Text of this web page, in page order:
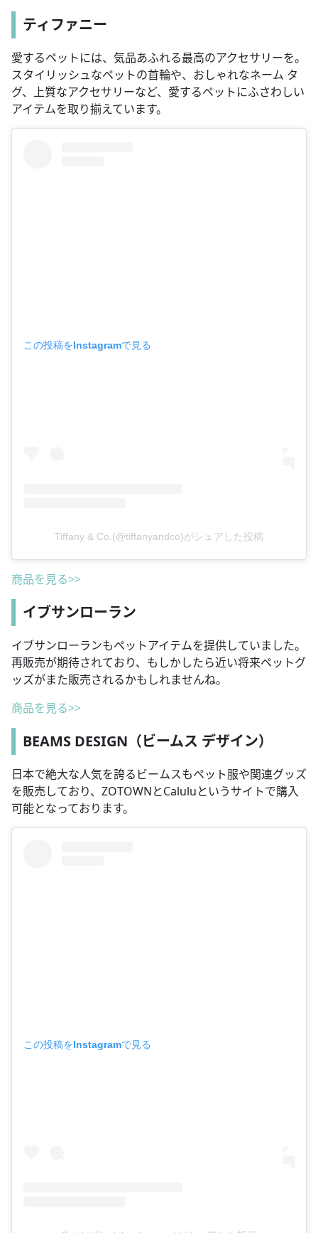
ティファニー
愛するペットには、気品あふれる最高のアクセサリーを。
スタイリッシュなペットの首輪や、おしゃれなネーム タ
グ、上質なアクセサリーなど、愛するペットにふさわしい
アイテムを取り揃えています。
この投稿をInstagramで見る
Tiffany & Co.(@tiffanyandco)がシェアした投稿
商品を見る>>
イブサンローラン
イブサンローランもペットアイテムを提供していました。
再販売が期待されており、もしかしたら近い将来ペットグ
ッズがまた販売されるかもしれませんね。
商品を見る>>
BEAMS DESIGN（ビームス デザイン）
日本で絶大な人気を誇るビームスもペット服や関連グッズ
を販売しており、ZOTOWNとCaluluというサイトで購入
可能となっております。
この投稿をInstagramで見る